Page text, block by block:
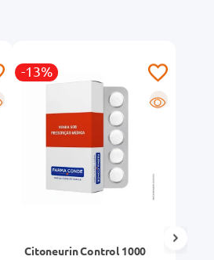
-13%
R
Citoneurin Control 1000